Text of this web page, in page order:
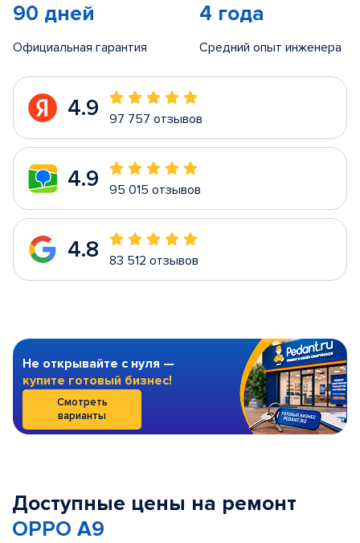
90 дней
Официальная гарантия
4 года
Средний опыт инженера
4.9 97 757 отзывов
4.9 95 015 отзывов
4.8 83 512 отзывов
Не открывайте с нуля —
купите готовый бизнес!
Смотреть
варианты
Доступные цены на ремонт
OPPO A9